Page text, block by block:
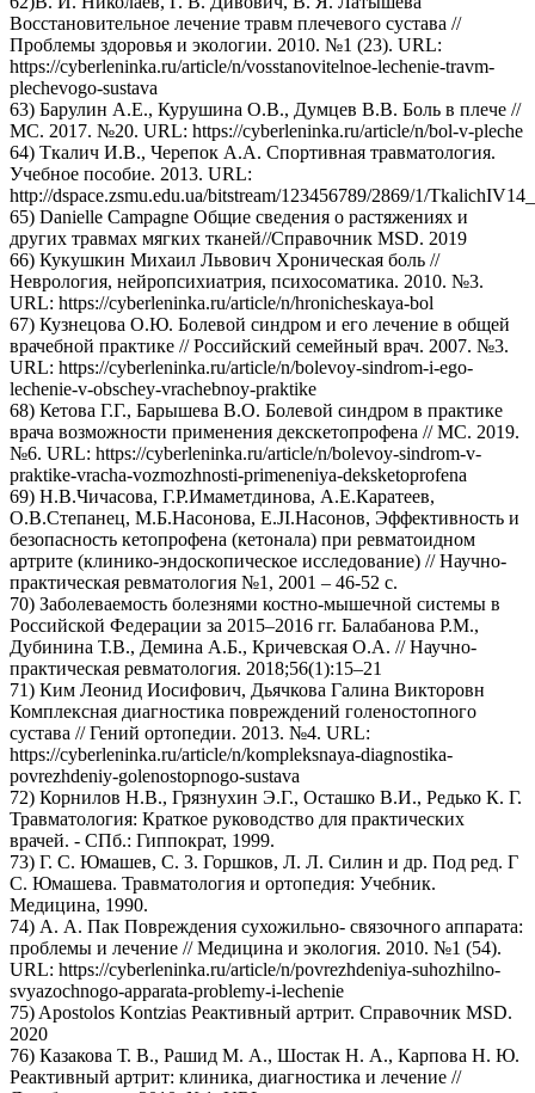
Восстановительное лечение травм плечевого сустава //
Проблемы здоровья и экологии. 2010. №1 (23). URL:
https://cyberleninka.ru/article/n/vosstanovitelnoe-lechenie-travm-
plechevogo-sustava
63) Барулин А.Е., Курушина О.В., Думцев В.В. Боль в плече //
МС. 2017. №20. URL: https://cyberleninka.ru/article/n/bol-v-pleche
64) Ткалич И.В., Черепок А.А. Спортивная травматология.
Учебное пособие. 2013. URL:
http://dspace.zsmu.edu.ua/bitstream/123456789/2869/1/
65) Danielle Campagne Общие сведения о растяжениях и
других травмах мягких тканей//Справочник MSD. 2019
66) Кукушкин Михаил Львович Хроническая боль //
Неврология, нейропсихиатрия, психосоматика. 2010. №3.
URL: https://cyberleninka.ru/article/n/hronicheskaya-bol
67) Кузнецова О.Ю. Болевой синдром и его лечение в общей
врачебной практике // Российский семейный врач. 2007. №3.
URL: https://cyberleninka.ru/article/n/bolevoy-sindrom-i-ego-
lechenie-v-obschey-vrachebnoy-praktike
68) Кетова Г.Г., Барышева В.О. Болевой синдром в практике
врача возможности применения декскетопрофена // МС. 2019.
№6. URL: https://cyberleninka.ru/article/n/bolevoy-sindrom-v-
praktike-vracha-vozmozhnosti-primeneniya-deksketoprofena
69) Н.В.Чичасова, Г.Р.Имаметдинова, А.Е.Каратеев,
О.В.Степанец, М.Б.Насонова, E.JI.Насонов, Эффективность и
безопасность кетопрофена (кетонала) при ревматоидном
артрите (клинико-эндоскопическое исследование) // Научно-
практическая ревматология №1, 2001 – 46-52 с.
70) Заболеваемость болезнями костно-мышечной системы в
Российской Федерации за 2015–2016 гг. Балабанова Р.М.,
Дубинина Т.В., Демина А.Б., Кричевская О.А. // Научно-
практическая ревматология. 2018;56(1):15–21
71) Ким Леонид Иосифович, Дьячкова Галина Викторовн
Комплексная диагностика повреждений голеностопного
сустава // Гений ортопедии. 2013. №4. URL:
https://cyberleninka.ru/article/n/kompleksnaya-diagnostika-
povrezhdeniy-golenostopnogo-sustava
72) Корнилов Н.В., Грязнухин Э.Г., Осташко В.И., Редько К. Г.
Травматология: Краткое руководство для практических
врачей. - СПб.: Гиппократ, 1999.
73) Г. С. Юмашев, С. 3. Горшков, Л. Л. Силин и др. Под ред. Г
С. Юмашева. Травматология и ортопедия: Учебник.
Медицина, 1990.
74) А. А. Пак Повреждения сухожильно- связочного аппарата:
проблемы и лечение // Медицина и экология. 2010. №1 (54).
URL: https://cyberleninka.ru/article/n/povrezhdeniya-suhozhilno-
svyazochnogo-apparata-problemy-i-lechenie
75) Apostolos Kontzias Реактивный артрит. Справочник MSD.
2020
76) Казакова Т. В., Рашид М. А., Шостак Н. А., Карпова Н. Ю.
Реактивный артрит: клиника, диагностика и лечение //